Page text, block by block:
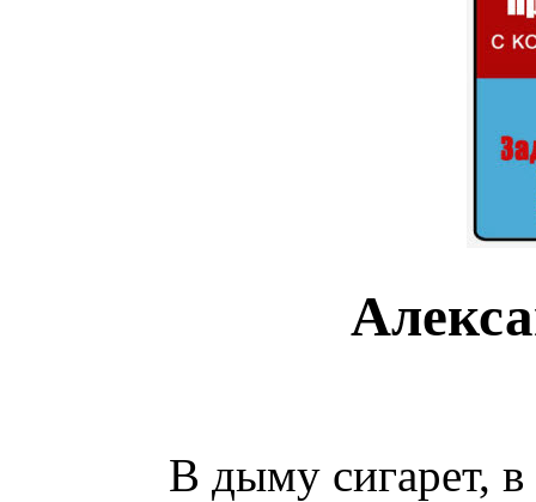
В дыму сигарет, в